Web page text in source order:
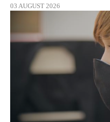
03 AUGUST 2026